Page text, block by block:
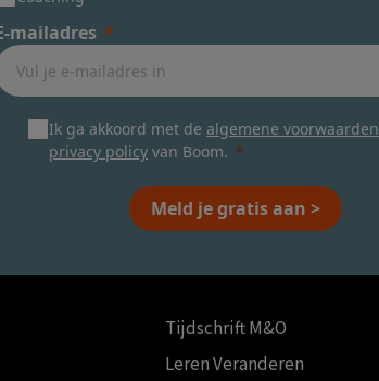
mailadres
Ik ga akkoord met de algemene voorwaarden
privacy policy van Boom.
Meld je gratis aan >
Tijdschrift M&O
Leren Veranderen